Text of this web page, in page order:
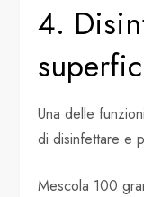
4.
Una delle
di disinfettare e
Mescola 100